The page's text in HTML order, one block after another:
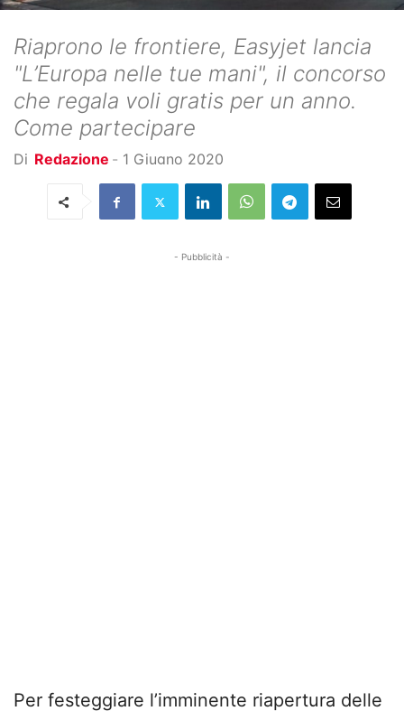
Riaprono le frontiere, Easyjet lancia
"L’Europa nelle tue mani", il concorso
che regala voli gratis per un anno.
Come partecipare
Di Redazione - 1 Giugno 2020
- Pubblicità -
Per festeggiare l’imminente riapertura delle